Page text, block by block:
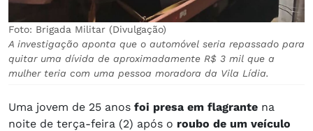
Foto: Brigada Militar (Divulgação)
A investigação aponta que o automóvel seria repassado para
quitar uma dívida de aproximadamente R$ 3 mil que a
mulher teria com uma pessoa moradora da Vila Lídia.
Uma jovem de 25 anos foi presa em flagrante na
noite de terça-feira (2) após o roubo de um veículo